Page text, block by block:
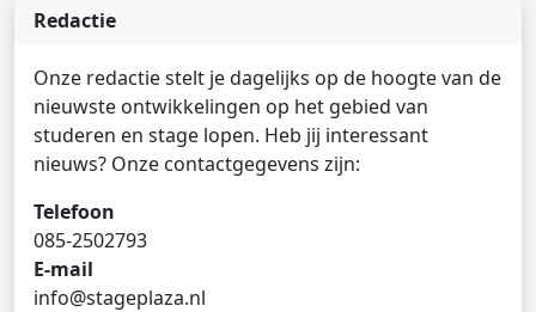
Redactie
Onze redactie stelt je dagelijks op de hoogte van de
nieuwste ontwikkelingen op het gebied van
studeren en stage lopen. Heb jij interessant
nieuws? Onze contactgegevens zijn:
Telefoon
085-2502793
E-mail
info@stageplaza.nl